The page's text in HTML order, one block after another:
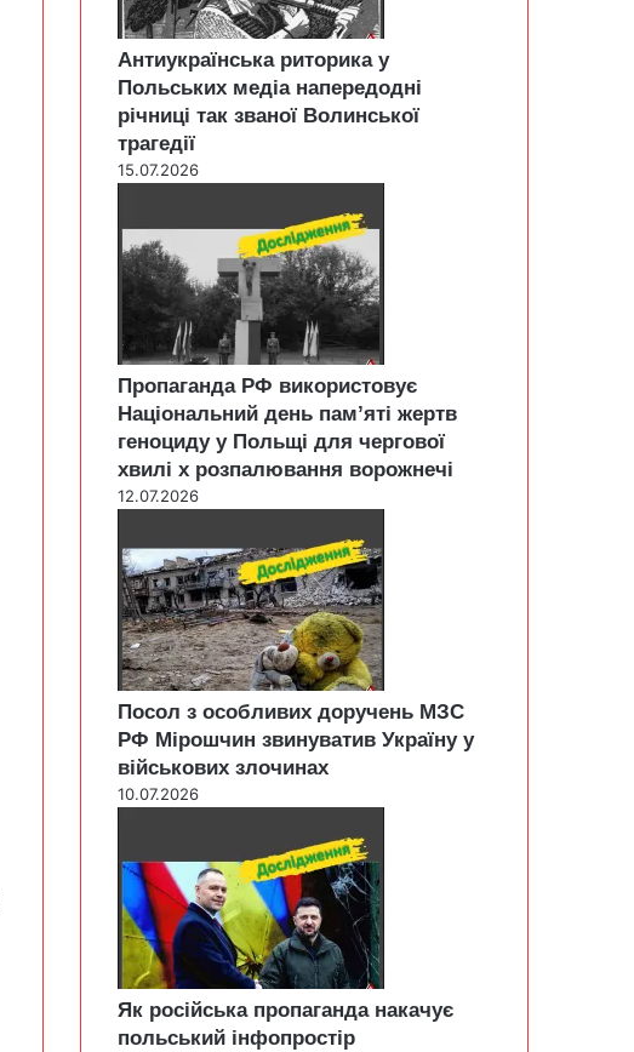
Антиукраїнська риторика у
Польських медіа напередодні
річниці так званої Волинської
трагедії
15.07.2026
Пропаганда РФ використовує
Національний день пам’яті жертв
геноциду у Польщі для чергової
хвилі х розпалювання ворожнечі
12.07.2026
Посол з особливих доручень МЗС
РФ Мірошчин звинуватив Україну у
військових злочинах
10.07.2026
Як російська пропаганда накачує
польський інфопростір